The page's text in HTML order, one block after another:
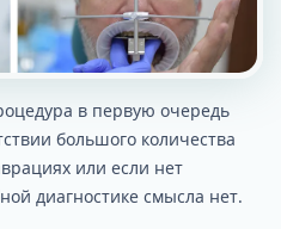
в первую очередь
большого количества
или если нет
диагностике смысла нет.